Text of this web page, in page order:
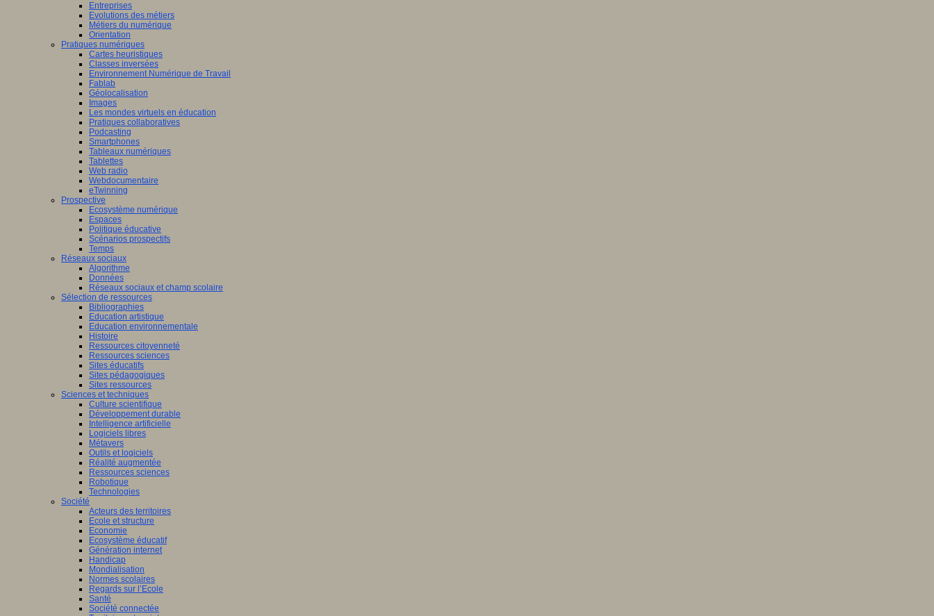
Entreprises
Evolutions des métiers
Métiers du numérique
Orientation
Pratiques numériques
Cartes heuristiques
Classes inversées
Environnement Numérique de Travail
Fablab
Géolocalisation
Images
Les mondes virtuels en éducation
Pratiques collaboratives
Podcasting
Smartphones
Tableaux numériques
Tablettes
Web radio
Webdocumentaire
eTwinning
Prospective
Ecosystème numérique
Espaces
Politique éducative
Scénarios prospectifs
Temps
Réseaux sociaux
Algorithme
Données
Réseaux sociaux et champ scolaire
Sélection de ressources
Bibliographies
Education artistique
Education environnementale
Histoire
Ressources citoyenneté
Ressources sciences
Sites éducatifs
Sites pédagogiques
Sites ressources
Sciences et techniques
Culture scientifique
Développement durable
Intelligence artificielle
Logiciels libres
Métavers
Outils et logiciels
Réalité augmentée
Ressources sciences
Robotique
Technologies
Société
Acteurs des territoires
Ecole et structure
Economie
Ecosystème éducatif
Génération internet
Handicap
Mondialisation
Normes scolaires
Regards sur l’Ecole
Santé
Société connectée